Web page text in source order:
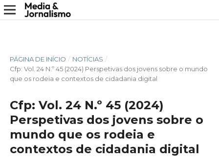
PÁGINA DE INÍCIO / NOTÍCIAS /
Cfp: Vol. 24 N.º 45 (2024) Perspetivas dos jovens sobre o mundo
que os rodeia e contextos de cidadania digital
Cfp: Vol. 24 N.º 45 (2024)
Perspetivas dos jovens sobre o
mundo que os rodeia e
contextos de cidadania digital